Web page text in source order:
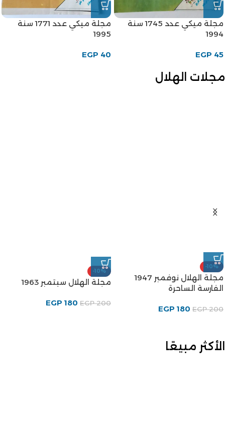
مجلة ميكي عدد 1745 سنة
1994
EGP 45
مجلة ميكي عدد 1771 سنة
1995
EGP 40
مجلات الهلال
-10%
مجلة الهلال نوفمبر 1947
الفارسة الساحرة
EGP200
EGP 180
-10%
مجلة الهلال سبتمبر 1963
EGP200
EGP 180
الأكثر مبيعًا